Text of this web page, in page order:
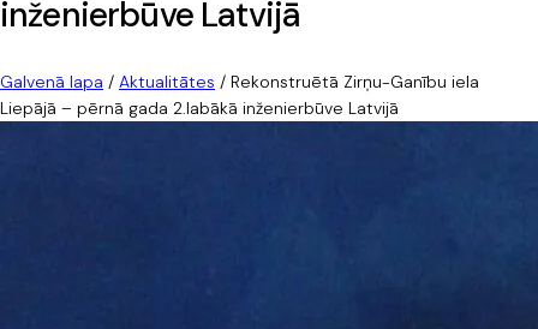
inženierbūve Latvijā
Galvenā lapa / Aktualitātes / Rekonstruētā Zirņu-Ganību iela
Liepājā – pērnā gada 2.labākā inženierbūve Latvijā